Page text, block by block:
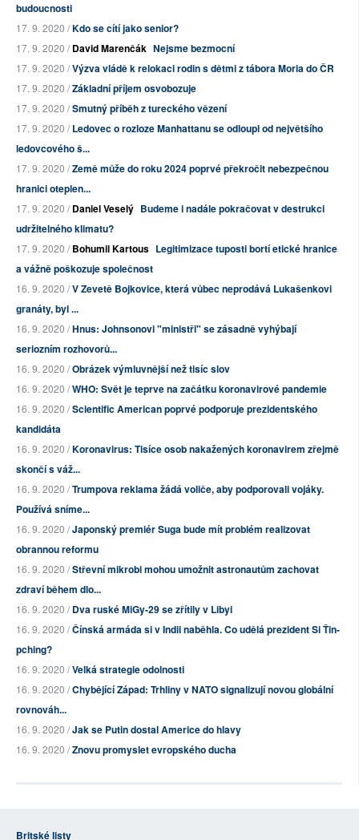
budoucnosti
17. 9. 2020 /Kdo se cítí jako senior?
17. 9. 2020 /David Marenčák Nejsme bezmocní
17. 9. 2020 /Výzva vládě k relokaci rodin s dětmi z tábora Moria do ČR
17. 9. 2020 /Základní příjem osvobozuje
17. 9. 2020 /Smutný příběh z tureckého vězení
17. 9. 2020 /Ledovec o rozloze Manhattanu se odloupl od největšího
ledovcového š...
17. 9. 2020 /Země může do roku 2024 poprvé překročit nebezpečnou
hranici oteplen...
17. 9. 2020 /Daniel Veselý Budeme i nadále pokračovat v destrukci
udržitelného klimatu?
17. 9. 2020 /Bohumil Kartous Legitimizace tuposti bortí etické hranice
a vážně poškozuje společnost
16. 9. 2020 /V Zevetě Bojkovice, která vůbec neprodává Lukašenkovi
granáty, byl ...
16. 9. 2020 /Hnus: Johnsonovi "ministři" se zásadně vyhýbají
seriozním rozhovorů...
16. 9. 2020 /Obrázek výmluvnější než tisíc slov
16. 9. 2020 /WHO: Svět je teprve na začátku koronavirové pandemie
16. 9. 2020 /Scientific American poprvé podporuje prezidentského
kandidáta
16. 9. 2020 /Koronavirus: Tisíce osob nakažených koronavirem zřejmě
skončí s váž...
16. 9. 2020 /Trumpova reklama žádá voliče, aby podporovali vojáky.
Používá sníme...
16. 9. 2020 /Japonský premiér Suga bude mít problém realizovat
obrannou reformu
16. 9. 2020 /Střevní mikrobi mohou umožnit astronautům zachovat
zdraví během dlo...
16. 9. 2020 /Dva ruské MiGy-29 se zřítily v Libyi
16. 9. 2020 /Čínská armáda si v Indii naběhla. Co udělá prezident Si Ťin-
pching?
16. 9. 2020 /Velká strategie odolnosti
16. 9. 2020 /Chybějící Západ: Trhliny v NATO signalizují novou globální
rovnováh...
16. 9. 2020 /Jak se Putin dostal Americe do hlavy
16. 9. 2020 /Znovu promyslet evropského ducha
Britské listy